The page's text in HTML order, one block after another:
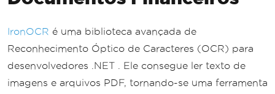
IronOCR é uma biblioteca avançada de
Reconhecimento Óptico de Caracteres (OCR) para
desenvolvedores .NET . Ele consegue ler texto de
imagens e arquivos PDF, tornando-se uma ferramenta